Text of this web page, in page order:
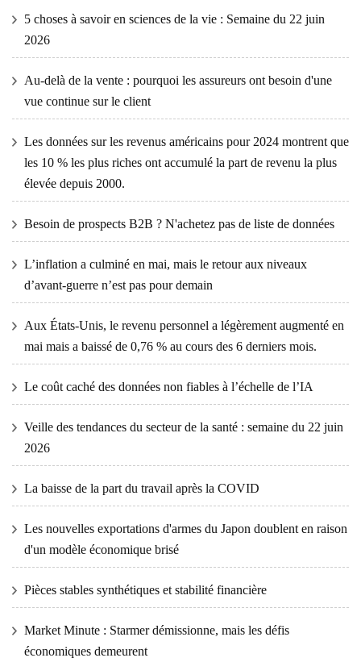
5 choses à savoir en sciences de la vie : Semaine du 22 juin
2026
Au-delà de la vente : pourquoi les assureurs ont besoin d'une
vue continue sur le client
Les données sur les revenus américains pour 2024 montrent que
les 10 % les plus riches ont accumulé la part de revenu la plus
élevée depuis 2000.
Besoin de prospects B2B ? N'achetez pas de liste de données
L’inflation a culminé en mai, mais le retour aux niveaux
d’avant-guerre n’est pas pour demain
Aux États-Unis, le revenu personnel a légèrement augmenté en
mai mais a baissé de 0,76 % au cours des 6 derniers mois.
Le coût caché des données non fiables à l’échelle de l’IA
Veille des tendances du secteur de la santé : semaine du 22 juin
2026
La baisse de la part du travail après la COVID
Les nouvelles exportations d'armes du Japon doublent en raison
d'un modèle économique brisé
Pièces stables synthétiques et stabilité financière
Market Minute : Starmer démissionne, mais les défis
économiques demeurent